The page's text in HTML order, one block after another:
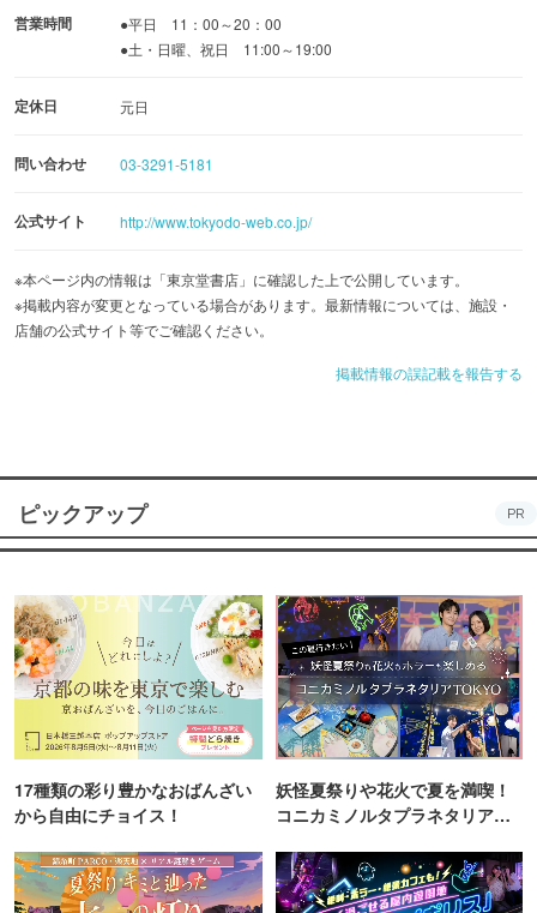
学などの文学全集が充実。“一冊の本と出会う喜び”をテー
マに地方出版社や小部数の出版物なども豊富に取りそろえ
全フロアを通して、スタッフ工夫の特色ある品ぞろえを意
からも支持を受けています。
営業時間
●平日 11：00～20：00
●土・日曜、祝日 11:00～19:00
定休日 元日
問い合わせ 03-3291-5181
公式サイト http://www.tokyodo-web.co.jp/
※本ページ内の情報は「東京堂書店」に確認した上で公開しています。
※掲載内容が変更となっている場合があります。最新情報については、施設・
店舗の公式サイト等でご確認ください。
掲載情報の誤記載を報告する
ピックアップ PR
17種類の彩り豊かなおばんざい
から自由にチョイス！
妖怪夏祭りや花火で夏を満喫！
コニカミノルタプラネタリア